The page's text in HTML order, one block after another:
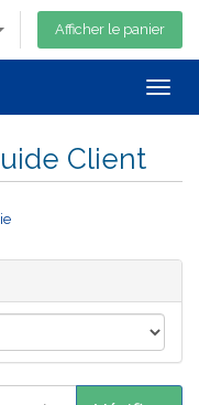
Afficher le panier
Client